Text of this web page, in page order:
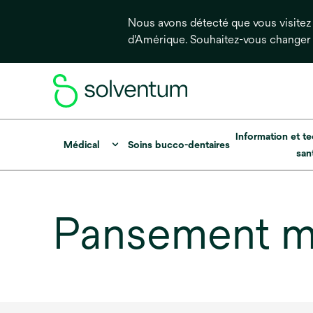
Nous avons détecté que vous
d'Amérique. Souhaitez-vous
Médical Soins bucco-dentaires
Information et
Pansement